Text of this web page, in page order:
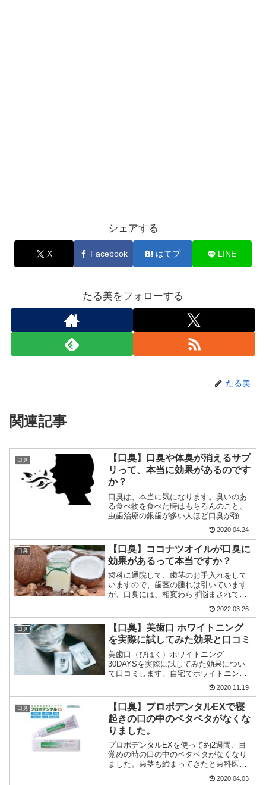
シェアする
X Facebook はてブ LINE
たる美をフォローする
たる美
関連記事
口臭
【口臭】口臭や体臭が消えるサプ
リって、本当に効果があるのです
か？
口臭は、本当に気になります。臭いのあ
る食べ物を食べた時はもちろんのこと、
虫歯治療の銀歯が多い人ほど口臭が強く
なると聞いています。 口臭の原因 食べ物
による口臭 口の中の環境による口臭 便秘
による口臭 病気による口臭 が考えられま
す。 便秘による口臭については、便秘を
解消すれば改善できます。
2020.04.24
口臭
【口臭】ココナツオイルが口臭に
効果があるって本当ですか？
歯科に通院して、歯茎のお手入れをして
いますので、歯茎の腫れは引いています
が、口臭には、相変わらず悩まされてい
ます。この記事では、口臭に効果的なコ
コナツオイルの使い方を紹介します。毎
日継続することで頬のたるみや口臭に効
果が期待できそうで嬉しいです。
2022.03.26
口臭
【口臭】美歯口 ホワイトニング
を実際に試してみた効果と口コミ
美歯口（びはく）ホワイトニング
30DAYSを実際に試してみた効果につい
て口コミします。自宅でホワイトニング
ができる無添加で且つ一日使い切りの密
封状の歯磨き粉は、業界初の試みです。
あなたも歯の黄ばみを毎日の歯磨きでと
ってみませんか？
2020.11.19
口臭
【口臭】プロポデンタルEXで寝
起きの口の中のベタベタがなくな
りました。
プロポデンタルEXを使って約2週間、目
覚めの時の口の中のベタベタがなくなり
ました。歯茎も締まってきたと歯科医か
らも太鼓判を押されました。わたしのリ
アルな口コミ体験談と、他の人の楽天の
2020.04.03